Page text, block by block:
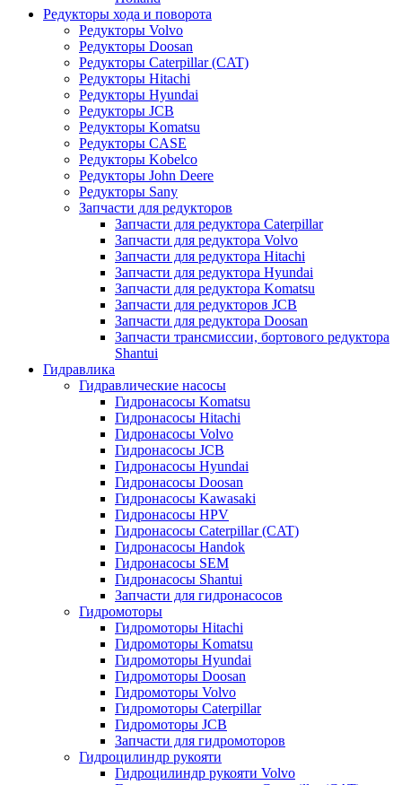
Редукторы хода и поворота
Редукторы Volvo
Редукторы Doosan
Редукторы Caterpillar (CAT)
Редукторы Hitachi
Редукторы Hyundai
Редукторы JCB
Редукторы Komatsu
Редукторы CASE
Редукторы Kobelco
Редукторы John Deere
Редукторы Sany
Запчасти для редукторов
Запчасти для редуктора Caterpillar
Запчасти для редуктора Volvo
Запчасти для редуктора Hitachi
Запчасти для редуктора Hyundai
Запчасти для редуктора Komatsu
Запчасти для редукторов JCB
Запчасти для редуктора Doosan
Запчасти трансмиссии, бортового редуктора
Shantui
Гидравлика
Гидравлические насосы
Гидронасосы Komatsu
Гидронасосы Hitachi
Гидронасосы Volvo
Гидронасосы JCB
Гидронасосы Hyundai
Гидронасосы Doosan
Гидронасосы Kawasaki
Гидронасосы HPV
Гидронасосы Caterpillar (CAT)
Гидронасосы Handok
Гидронасосы SEM
Гидронасосы Shantui
Запчасти для гидронасосов
Гидромоторы
Гидромоторы Hitachi
Гидромоторы Komatsu
Гидромоторы Hyundai
Гидромоторы Doosan
Гидромоторы Volvo
Гидромоторы Caterpillar
Гидромоторы JCB
Запчасти для гидромоторов
Гидроцилиндр рукояти
Гидроцилиндр рукояти Volvo